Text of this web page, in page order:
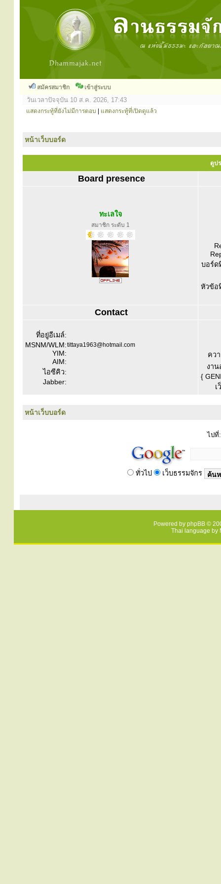
สมัครสมาชิก เข้าสู่ระบบ
วันเวลาปัจจุบัน 10 ส.ค. 2026, 17:43
แสดงกระทู้ที่ยังไม่มีการตอบ แสดงกระทู้ที่เปิดดูแล้ว
หน้าเว็บบอร์ด
ดูป
Board presence
ทะเลใจ
สมาชิก ระดับ 1
บอร์ด
หัวข้อ
Contact
ที่อยู่อีเมล์:
MSNM/WLM:tittaya1963@hotmail.com
YIM:
AIM:
ไอซีคิว:
Jabber:
คว
งาน
{
เ
หน้าเว็บบอร์ด
ไปที่:
ทั่วไป เว็บธรรมจักร
Powered by phpBB ©
Thai language by